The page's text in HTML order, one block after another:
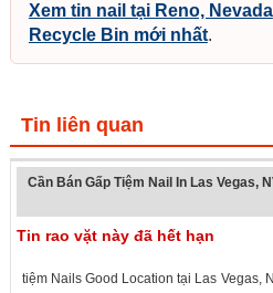
Xem tin nail tại Reno, Nevada
Recycle Bin mới nhất.
Tin liên quan
Cần Bán Gấp Tiệm Nail In Las Vegas,
Tin rao vặt này đã hết hạn
tiệm Nails Good Location tại Las Vegas,